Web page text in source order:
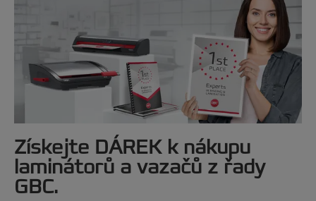
Získejte DÁREK k nákupu
laminátorů a vazačů z řady
GBC.